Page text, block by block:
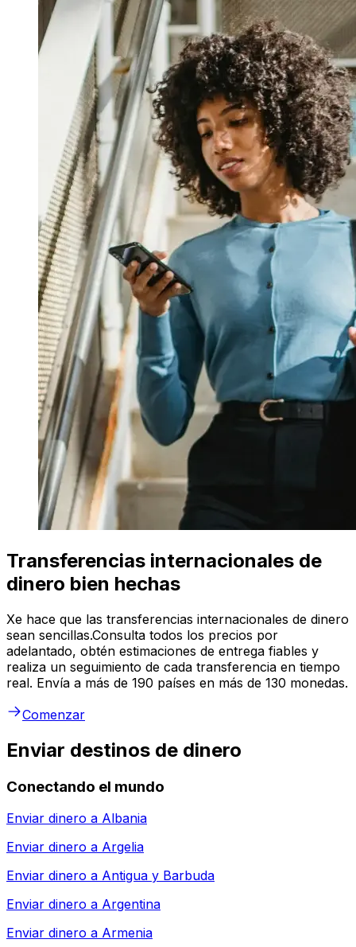
Transferencias internacionales de
dinero bien hechas
Xe hace que las transferencias internacionales de dinero
sean sencillas.Consulta todos los precios por
adelantado, obtén estimaciones de entrega fiables y
realiza un seguimiento de cada transferencia en tiempo
real. Envía a más de 190 países en más de 130 monedas.
Comenzar
Enviar destinos de dinero
Conectando el mundo
Enviar dinero a Albania
Enviar dinero a Argelia
Enviar dinero a Antigua y Barbuda
Enviar dinero a Argentina
Enviar dinero a Armenia